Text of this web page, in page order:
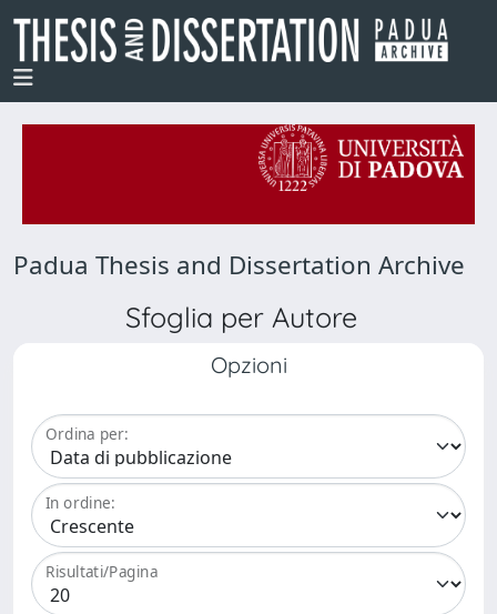
Padua Thesis and Dissertation Archive
Sfoglia per Autore
Opzioni
Ordina per:
In ordine:
Risultati/Pagina